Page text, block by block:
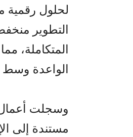
لحلول رقمية
التطوير
المتكاملة،
الواعدة وسط
وسجلت
مستندة إلى